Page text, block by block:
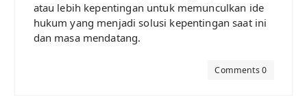
atau lebih kepentingan untuk memunculkan ide
hukum yang menjadi solusi kepentingan saat ini
dan masa mendatang.
Comments 0